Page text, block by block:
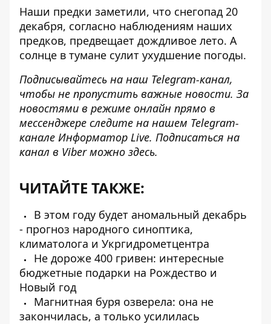
Наши предки заметили, что снегопад 20
декабря, согласно наблюдениям наших
предков, предвещает дождливое лето. А
солнце в тумане сулит ухудшение погоды.
Подписывайтесь на наш Telegram-канал,
чтобы не пропустить важные новости. За
новостями в режиме онлайн прямо в
мессенджере следите на нашем Telegram-
канале Информатор Live. Подписаться на
канал в Viber можно здесь.
ЧИТАЙТЕ ТАКЖЕ:
В этом году будет аномальный декабрь
- прогноз народного синоптика,
климатолога и Укргидрометцентра
Не дороже 400 гривен: интересные
бюджетные подарки на Рождество и
Новый год
Магнитная буря озверела: она не
закончилась, а только усилилась